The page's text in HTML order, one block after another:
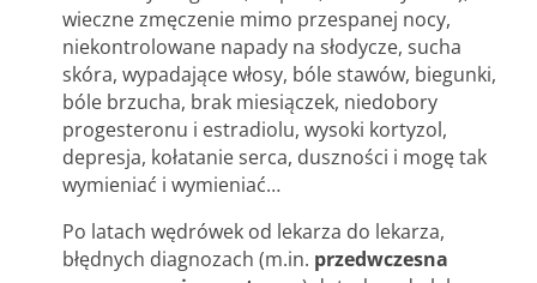
wieczne zmęczenie mimo przespanej nocy,
niekontrolowane napady na słodycze, sucha
skóra, wypadające włosy, bóle stawów, biegunki,
bóle brzucha, brak miesiączek, niedobory
progesteronu i estradiolu, wysoki kortyzol,
depresja, kołatanie serca, duszności i mogę tak
wymieniać i wymieniać…
Po latach wędrówek od lekarza do lekarza,
błędnych diagnozach (m.in. przedwczesna